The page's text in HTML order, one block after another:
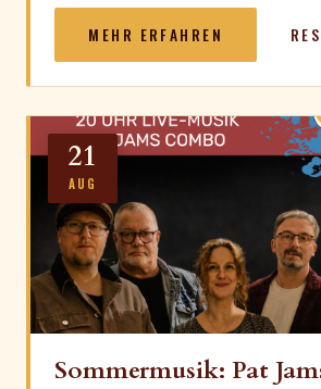
MEHR ERFAHREN
21
AUG
Sommermusik: Pat